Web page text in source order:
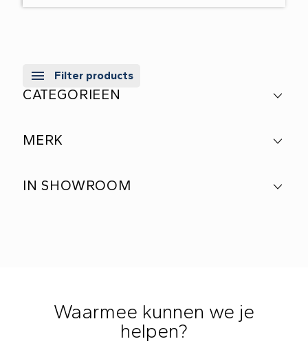
Filter products
CATEGORIEEN
MERK
IN SHOWROOM
Waarmee kunnen we je
helpen?